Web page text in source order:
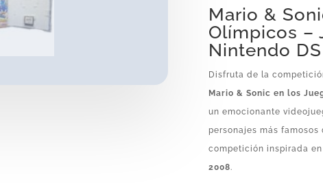
Mario &
Olímpicos –
Nintendo DS
Disfruta de la
Mario & Sonic en los
un emocionante
personajes más famosos
competición inspirada
2008.